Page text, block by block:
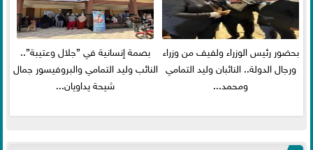
بحضور رئيس الوزراء ولفيف من وزراء
ورجال الدولة.. النائبان وليد التمامي
ومحمد...
بصمة إنسانية في ”جلال وعتيبة”..
النائب وليد التمامي والبروفيسور جمال
شيحة يداويان...